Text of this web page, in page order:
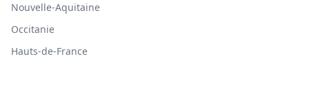
Nouvelle-Aquitaine
Occitanie
Hauts-de-France